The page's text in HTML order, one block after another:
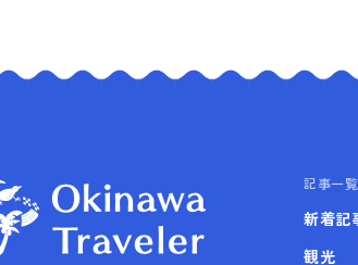
記事一覧
新着記
観光